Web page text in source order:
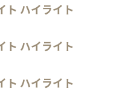
ト ハイライト
ト ハイライト
ト ハイライト